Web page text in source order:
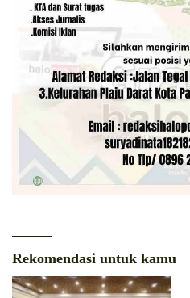
Rekomendasi untuk kamu